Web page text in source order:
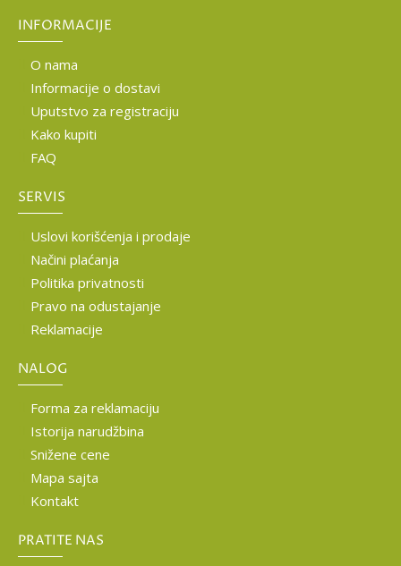
INFORMACIJE
O nama
Informacije o dostavi
Uputstvo za registraciju
Kako kupiti
FAQ
SERVIS
Uslovi korišćenja i prodaje
Načini plaćanja
Politika privatnosti
Pravo na odustajanje
Reklamacije
NALOG
Forma za reklamaciju
Istorija narudžbina
Snižene cene
Mapa sajta
Kontakt
PRATITE NAS